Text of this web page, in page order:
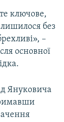
ключове,
без
–
основної
Януковича